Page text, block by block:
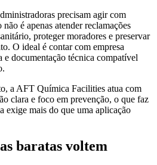
precisam agir com
é apenas atender reclamações
proteger moradores e preservar
O ideal é contar com empresa
e documentação técnica compatível
a AFT Química Facilities atua com
clara e foco em prevenção, o que faz
exige mais do que uma aplicação
baratas voltem